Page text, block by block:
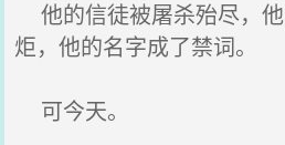
他的信徒被屠杀殆尽，
炬，他的名字成了禁词。
可今天。